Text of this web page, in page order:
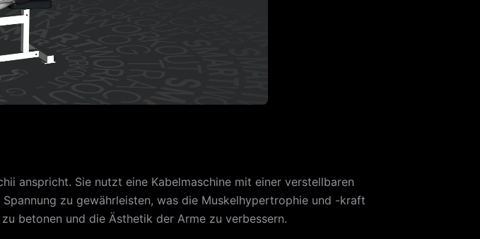
anspricht. Sie nutzt eine Kabelmaschine mit einer verstellbaren
zu gewährleisten, was die Muskelhypertrophie und -kraft
betonen und die Ästhetik der Arme zu verbessern.